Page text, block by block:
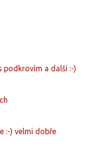
podkrovím a další :-)
:-) velmi dobře